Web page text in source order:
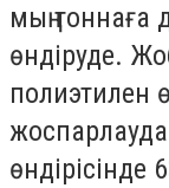
мың тоннаға
өндіруде.
полиэтилен